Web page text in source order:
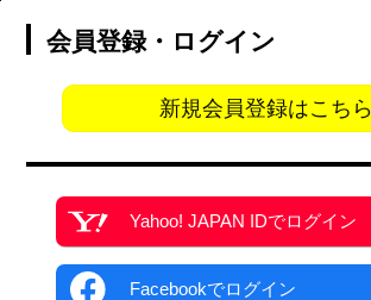
会員登録・ログイン
新規会員登録はこちら
Yahoo! JAPAN IDでログイン
Facebookでログイン